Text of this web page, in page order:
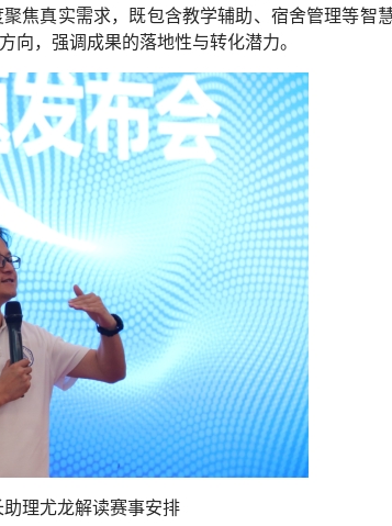
焦真实需求，既包含教学辅助、宿舍管理等智
向，强调成果的落地性与转化潜力。
理尤龙解读赛事安排